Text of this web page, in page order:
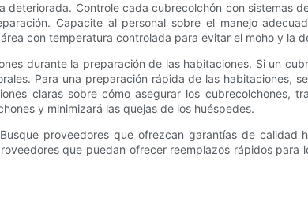
Controle cada cubrecolchón con sistemas
Capacite al personal sobre el manejo
con temperatura controlada para evitar el moho y la
durante la preparación de las habitaciones. Si un
Para una preparación rápida de las habitaciones,
claras sobre cómo asegurar los cubrecolchones,
y minimizará las quejas de los huéspedes.
proveedores que ofrezcan garantías de calidad
que puedan ofrecer reemplazos rápidos para